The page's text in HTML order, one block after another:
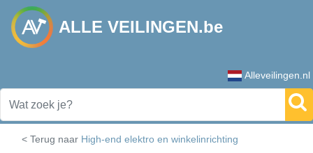
ALLE VEILINGEN.be
Alleveilingen.nl
< Terug naar High-end elektro en winkelinrichting